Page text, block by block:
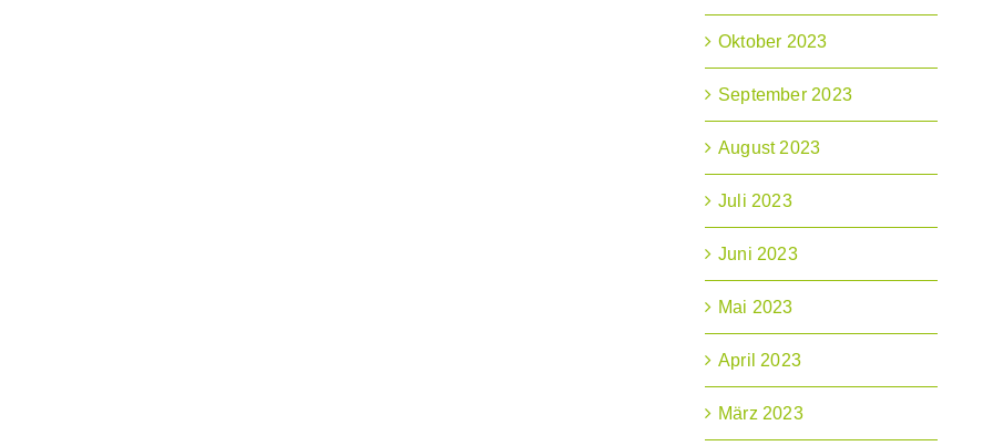
Oktober 2023
September 2023
August 2023
Juli 2023
Juni 2023
Mai 2023
April 2023
März 2023